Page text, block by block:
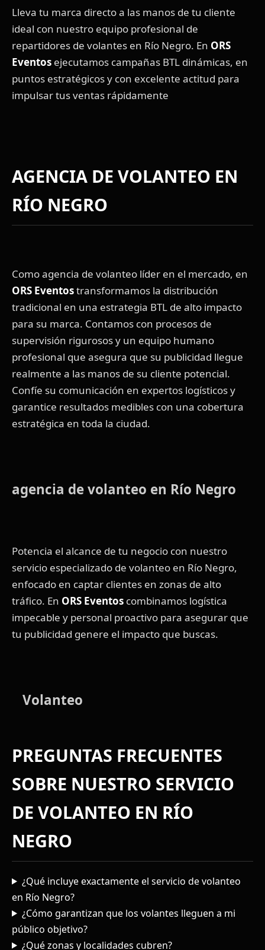
Lleva tu marca directo a las manos de tu cliente
ideal con nuestro equipo profesional de
repartidores de volantes en Río Negro. En ORS
Eventos ejecutamos campañas BTL dinámicas, en
puntos estratégicos y con excelente actitud para
impulsar tus ventas rápidamente
AGENCIA DE VOLANTEO EN
RÍO NEGRO
Como agencia de volanteo líder en el mercado, en
ORS Eventostransformamos la distribución
tradicional en una estrategia BTL de alto impacto
para su marca. Contamos con procesos de
supervisión rigurosos y un equipo humano
profesional que asegura que su publicidad llegue
realmente a las manos de su cliente potencial.
Confíe su comunicación en expertos logísticos y
garantice resultados medibles con una cobertura
estratégica en toda la ciudad.
agencia de volanteo en Río Negro
Potencia el alcance de tu negocio con nuestro
servicio especializado de volanteo en Río Negro,
enfocado en captar clientes en zonas de alto
tráfico. En ORS Eventos combinamos logística
impecable y personal proactivo para asegurar que
tu publicidad genere el impacto que buscas.
Volanteo
PREGUNTAS FRECUENTES
SOBRE NUESTRO SERVICIO
DE VOLANTEO EN RÍO
NEGRO
¿Qué incluye exactamente el servicio de volanteo
en Río Negro?
¿Cómo garantizan que los volantes lleguen a mi
público objetivo?
¿Qué zonas y localidades cubren?